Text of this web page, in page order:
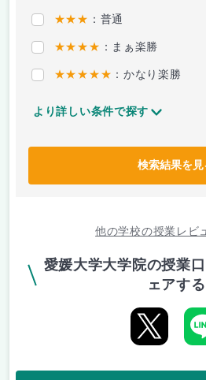
★★★ ：普通
★★★★ ：まぁ楽勝
★★★★★ ：かなり楽勝
より詳しい条件で探す
検索結果を見
他の学校の授業レビ
愛媛大学大学院の授業
ェアする